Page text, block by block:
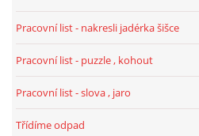
PÍSNĚ K TÉMATU LÉTO
POHYBOVÉ AKTIVITY NA TÉMA
Pracovní list - nakresli jadérka šišce
Pracovní list - puzzle , kohout
Pracovní list - slova , jaro
Třídíme odpad